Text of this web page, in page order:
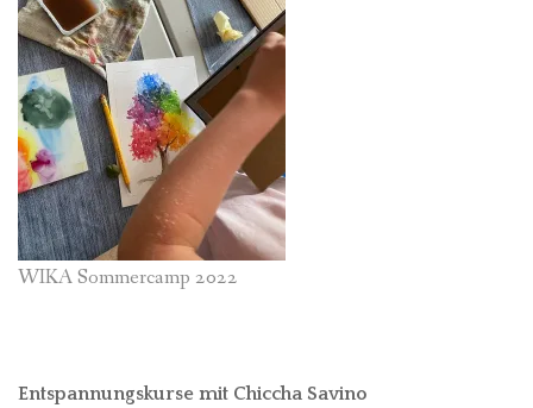
WIKA Sommercamp 2022
Entspannungskurse mit Chiccha Savino